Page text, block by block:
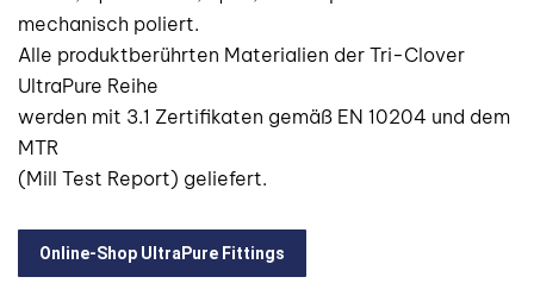
mechanisch poliert.
Alle produktberührten Materialien der Tri-Clover
UltraPure Reihe
werden mit 3.1 Zertifikaten gemäß EN 10204 und dem
MTR
(Mill Test Report) geliefert.
Online-Shop UltraPure Fittings